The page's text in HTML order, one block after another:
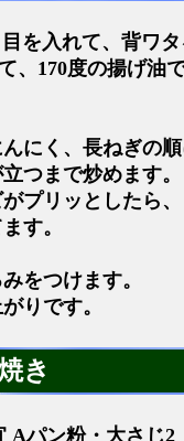
を入れて、背ワ
、170度の揚げ油
にく、長ねぎの
つまで炒めます。
プリッとしたら、
す。
をつけます。
りです。
き
Aパン粉・大さじ2